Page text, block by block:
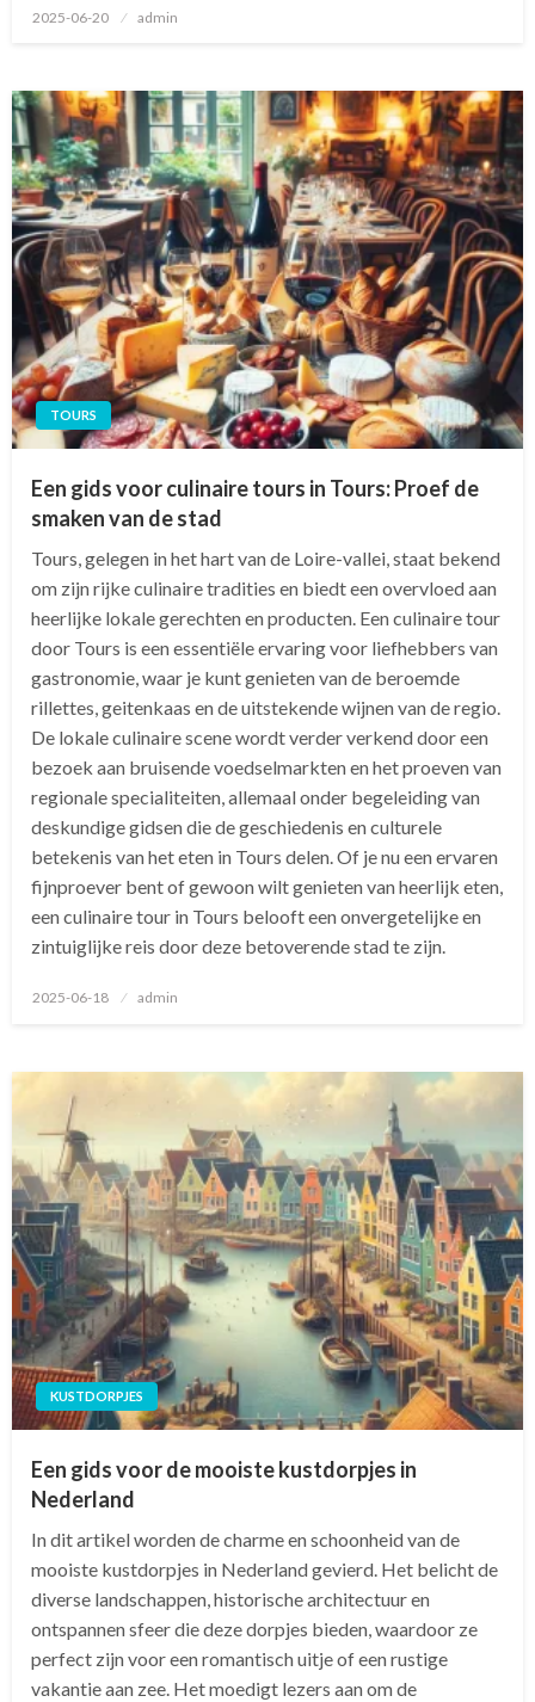
Geplaatst
2025-06-20 admin
TOURS
Een gids voor culinaire tours in Tours: Proef de
smaken van de stad
Tours, gelegen in het hart van de Loire-vallei, staat bekend
om zijn rijke culinaire tradities en biedt een overvloed aan
heerlijke lokale gerechten en producten. Een culinaire tour
door Tours is een essentiële ervaring voor liefhebbers van
gastronomie, waar je kunt genieten van de beroemde
rillettes, geitenkaas en de uitstekende wijnen van de regio.
De lokale culinaire scene wordt verder verkend door een
bezoek aan bruisende voedselmarkten en het proeven van
regionale specialiteiten, allemaal onder begeleiding van
deskundige gidsen die de geschiedenis en culturele
betekenis van het eten in Tours delen. Of je nu een ervaren
fijnproever bent of gewoon wilt genieten van heerlijk eten,
een culinaire tour in Tours belooft een onvergetelijke en
zintuiglijke reis door deze betoverende stad te zijn.
Geplaatst
2025-06-18 admin
KUSTDORPJES
Een gids voor de mooiste kustdorpjes in
Nederland
In dit artikel worden de charme en schoonheid van de
mooiste kustdorpjes in Nederland gevierd. Het belicht de
diverse landschappen, historische architectuur en
ontspannen sfeer die deze dorpjes bieden, waardoor ze
perfect zijn voor een romantisch uitje of een rustige
vakantie aan zee. Het moedigt lezers aan om de